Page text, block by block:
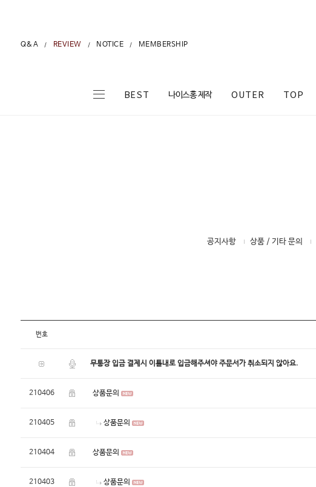
Q&A / REVIEW / NOTICE / MEMBERSHIP
BEST 나이스홍 제작 OUTER TOP
공지사항 상품 / 기타 문의
번호
무통장 입금 결제시 이틀내로 입금해주셔야 주문서가 취소되지 않아요.
210406 상품문의
210405 상품문의
210404 상품문의
210403 상품문의